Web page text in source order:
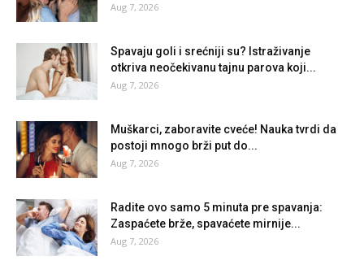
Aug 7, 2026
Spavaju goli i srećniji su? Istraživanje
otkriva neočekivanu tajnu parova koji...
Aug 7, 2026
Muškarci, zaboravite cveće! Nauka tvrdi da
postoji mnogo brži put do...
Aug 7, 2026
Radite ovo samo 5 minuta pre spavanja:
Zaspaćete brže, spavaćete mirnije...
Aug 7, 2026